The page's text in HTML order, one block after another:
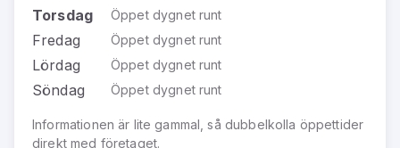
Torsdag Öppet dygnet runt
Fredag Öppet dygnet runt
Lördag Öppet dygnet runt
Söndag Öppet dygnet runt
Informationen är lite gammal, så dubbelkolla öppettider
direkt med företaget.